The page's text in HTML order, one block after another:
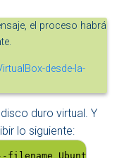
el proceso habrá
duro virtual. Y
lo siguiente:
--filename Ubuntu.vdi